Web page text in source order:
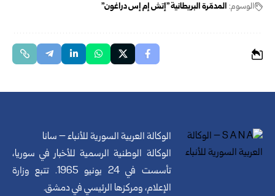
الوسوم: المدمّرة البريطانية "إتش إم إس دراغون"
الوكالة العربية السورية للأنباء – سانا
الوكالة الوطنية الرسمية للأخبار في سوريا،
تأسست في 24 يونيو 1965. تتبع وزارة
الإعلام، ومركزها الرئيسي في دمشق.